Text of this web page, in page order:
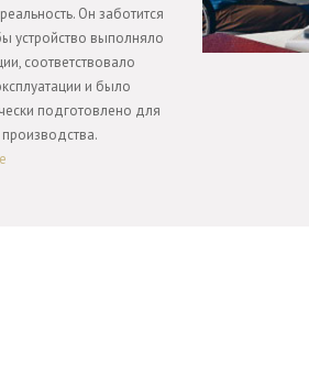
Он заботится
устройство выполняло
соответствовало
и было
подготовлено для